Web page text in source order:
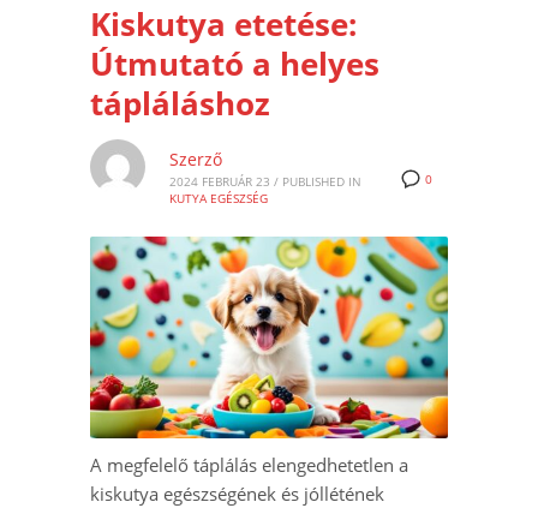
Kiskutya etetése:
Útmutató a helyes
tápláláshoz
0
Szerző
2024 FEBRUÁR 23 / PUBLISHED IN
KUTYA EGÉSZSÉG
A megfelelő táplálás elengedhetetlen a
kiskutya egészségének és jóllétének